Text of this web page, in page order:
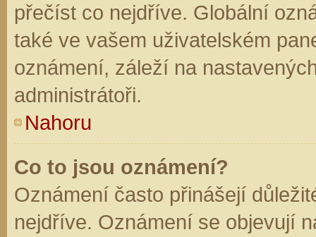
přečíst co nejdříve. Globální
také ve vašem uživatelském
oznámení, záleží na
administrátoři.
Nahoru
Co to jsou oznámení?
Oznámení často přinášejí
nejdříve. Oznámení se objevují